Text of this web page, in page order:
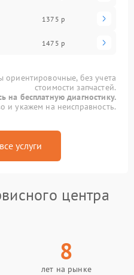
1375 р
1475 р
ориентировочные, без учета
стоимости запчастей.
на бесплатную диагностику.
и укажем на неисправность.
услуги
центра
8
лет на рынке